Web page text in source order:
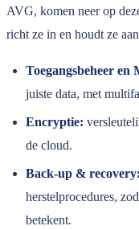
AVG, komen neer op
richt ze in en houdt ze
Toegangsbeheer en
juiste data, met
Encryptie:
de cloud.
Back-up & recovery:
herstelprocedures,
betekent.